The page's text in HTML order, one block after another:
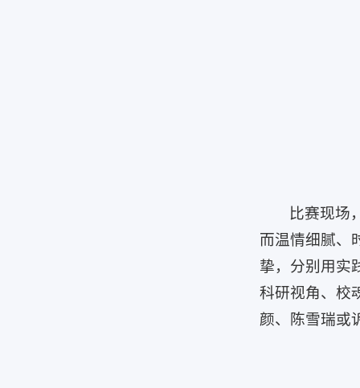
比赛现场
而温情细腻、
挚，分别用实
科研视角、校
颜、陈雪瑞或